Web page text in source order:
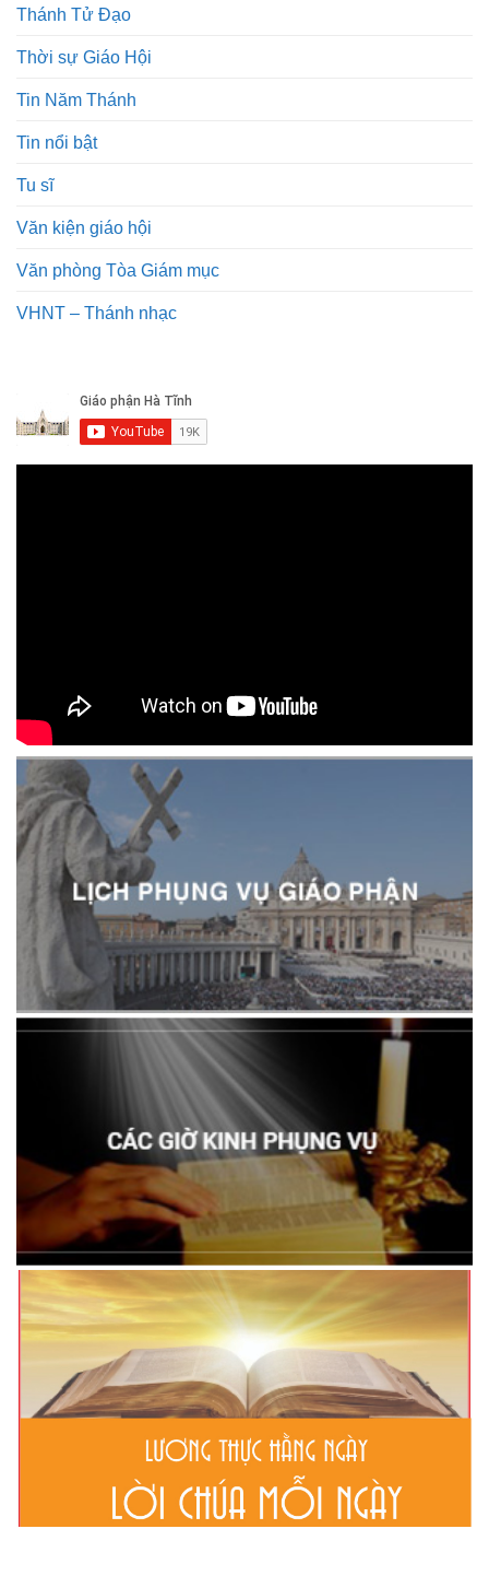
Thánh Tử Đạo
Thời sự Giáo Hội
Tin Năm Thánh
Tin nổi bật
Tu sĩ
Văn kiện giáo hội
Văn phòng Tòa Giám mục
VHNT – Thánh nhạc